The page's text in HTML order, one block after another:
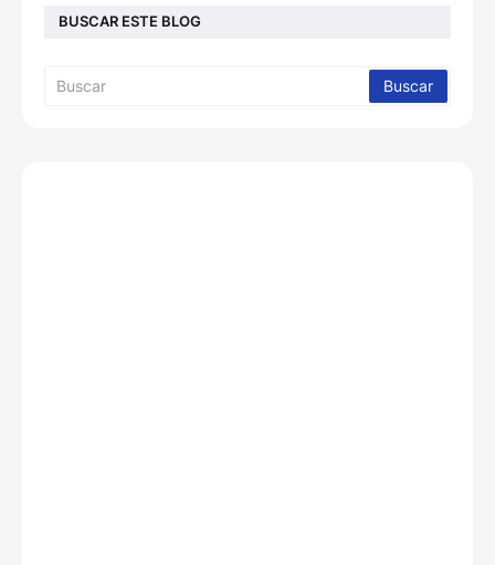
BUSCAR ESTE BLOG